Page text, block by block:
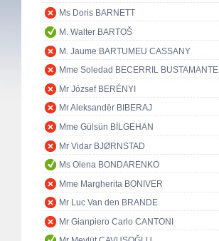
Ms Doris BARNETT
M. Walter BARTOŠ
M. Jaume BARTUMEU CASSANY
Mme Soledad BECERRIL BUSTAMANTE
Mr József BERÉNYI
Mr Aleksandër BIBERAJ
Mme Gülsün BİLGEHAN
Mr Vidar BJØRNSTAD
Ms Olena BONDARENKO
Mme Margherita BONIVER
Mr Luc Van den BRANDE
Mr Gianpiero Carlo CANTONI